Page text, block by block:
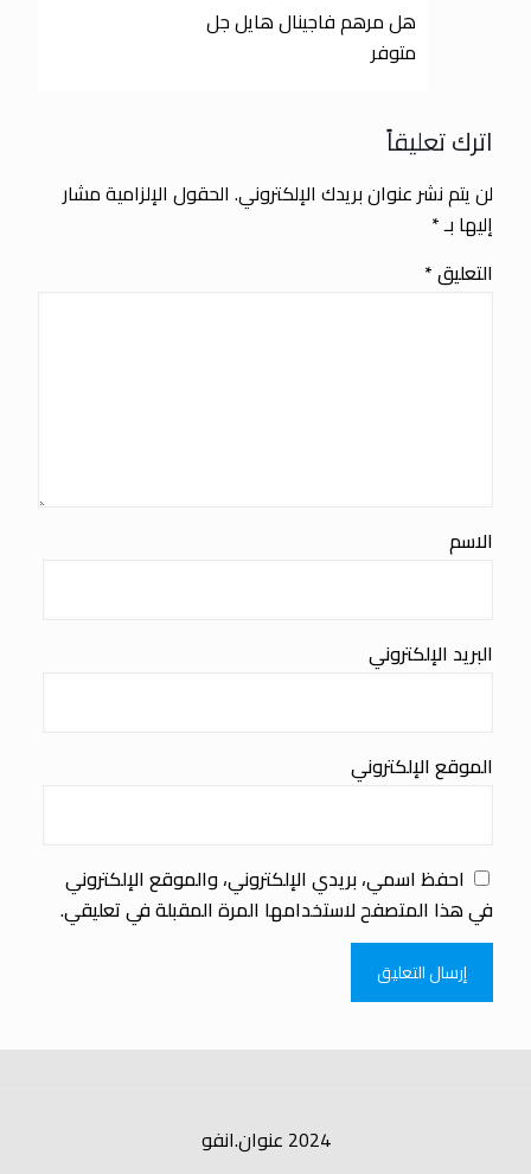
هل مرهم فاجينال هايل جل
متوفر
اترك تعليقاً
لن يتم نشر عنوان بريدك الإلكتروني. الحقول الإلزامية مشار
إليها بـ*
التعليق*
الاسم
البريد الإلكتروني
الموقع الإلكتروني
احفظ اسمي، بريدي الإلكتروني، والموقع الإلكتروني
في هذا المتصفح لاستخدامها المرة المقبلة في تعليقي.
2024 عنوان.انفو